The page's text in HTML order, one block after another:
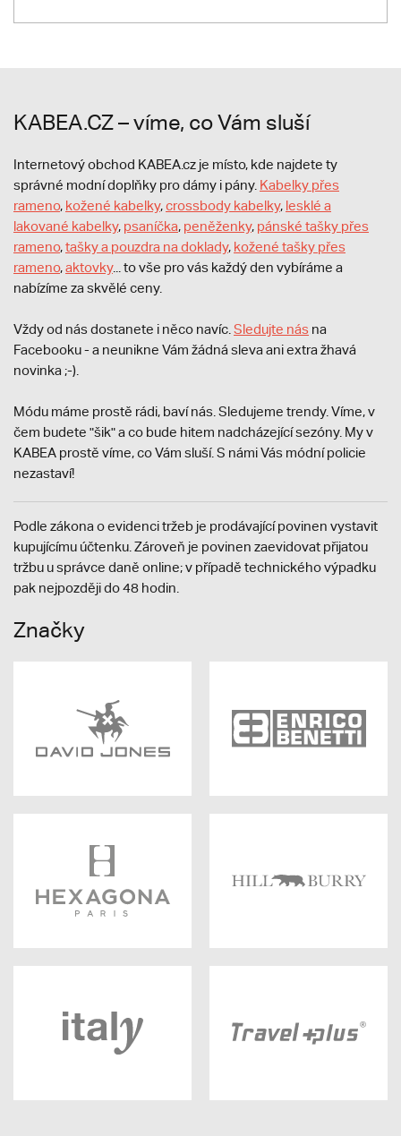
KABEA.CZ – víme, co Vám sluší
Internetový obchod KABEA.cz je místo, kde najdete ty
správné modní doplňky pro dámy i pány. Kabelky přes
rameno, kožené kabelky,crossbody kabelky, lesklé a
lakované kabelky, psaníčka, peněženky, pánské tašky přes
rameno,tašky a pouzdra na doklady, kožené tašky přes
rameno,aktovky... to vše pro vás každý den vybíráme a
nabízíme za skvělé ceny.
Vždy od nás dostanete i něco navíc. Sledujte nás na
Facebooku - a neunikne Vám žádná sleva ani extra žhavá
novinka ;-).
Módu máme prostě rádi, baví nás. Sledujeme trendy. Víme, v
čem budete "šik" a co bude hitem nadcházející sezóny. My v
KABEA prostě víme, co Vám sluší. S námi Vás módní policie
nezastaví!
Podle zákona o evidenci tržeb je prodávající povinen vystavit
kupujícímu účtenku. Zároveň je povinen zaevidovat přijatou
tržbu u správce daně online; v případě technického výpadku
pak nejpozději do 48 hodin.
Značky